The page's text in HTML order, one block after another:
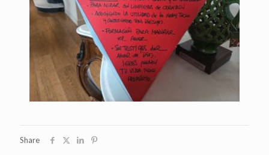
Share